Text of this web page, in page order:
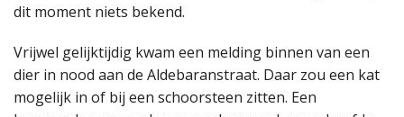
dit moment niets bekend.
Vrijwel gelijktijdig kwam een melding binnen van een
dier in nood aan de Aldebaranstraat. Daar zou een kat
mogelijk in of bij een schoorsteen zitten. Een